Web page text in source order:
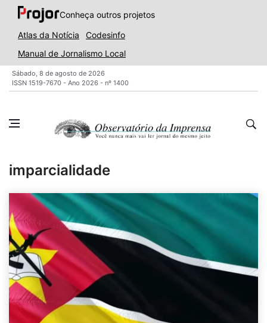
Conheça outros projetos
Atlas da Notícia
Codesinfo
Manual de Jornalismo Local
Sábado, 8 de agosto de 2026
ISSN 1519-7670 - Ano 2026 - nº 1400
imparcialidade